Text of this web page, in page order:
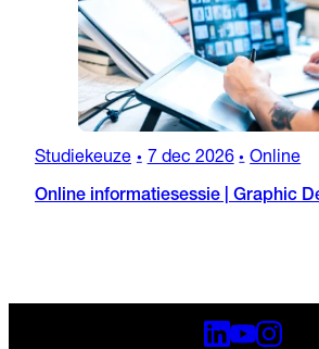
Studiekeuze • 7 dec 2026 • Online
Online informatiesessie | Graphic